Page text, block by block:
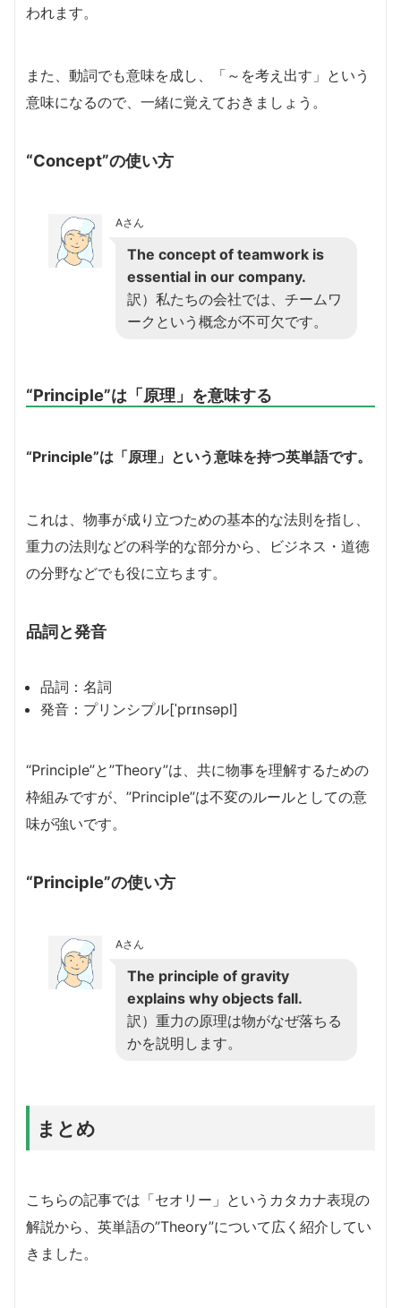
われます。
また、動詞でも意味を成し、「～を考え出す」という
意味になるので、一緒に覚えておきましょう。
“Concept”の使い方
Aさん
The concept of teamwork is
essential in our company.
訳）私たちの会社では、チームワ
ークという概念が不可欠です。
“Principle”は「原理」を意味する
“Principle”は「原理」という意味を持つ英単語です。
これは、物事が成り立つための基本的な法則を指し、
重力の法則などの科学的な部分から、ビジネス・道徳
の分野などでも役に立ちます。
品詞と発音
品詞：名詞
発音：プリンシプル[ˈprɪnsəpl]
“Principle”と”Theory”は、共に物事を理解するための
枠組みですが、”Principle”は不変のルールとしての意
味が強いです。
“Principle”の使い方
Aさん
The principle of gravity
explains why objects fall.
訳）重力の原理は物がなぜ落ちる
かを説明します。
まとめ
こちらの記事では「セオリー」というカタカナ表現の
解説から、英単語の”Theory”について広く紹介してい
きました。